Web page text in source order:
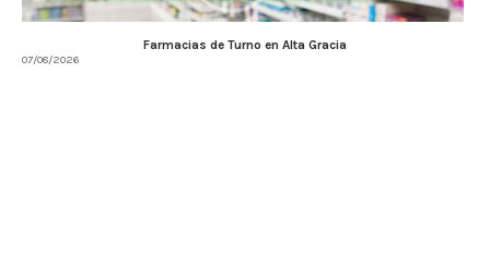
Farmacias de Turno en Alta Gracia
07/08/2026